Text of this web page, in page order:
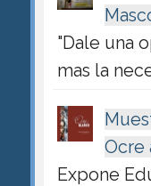
"Dale una
mas la
Ocre
Expone